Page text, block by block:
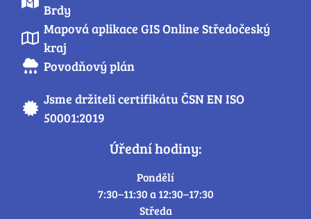
Brdy
Mapová aplikace GIS Online Středočeský
kraj
Povodňový plán
Jsme držiteli certifikátu ČSN EN ISO
50001:2019
Úřední hodiny:
Pondělí
7:30–11:30 a 12:30–17:30
Středa